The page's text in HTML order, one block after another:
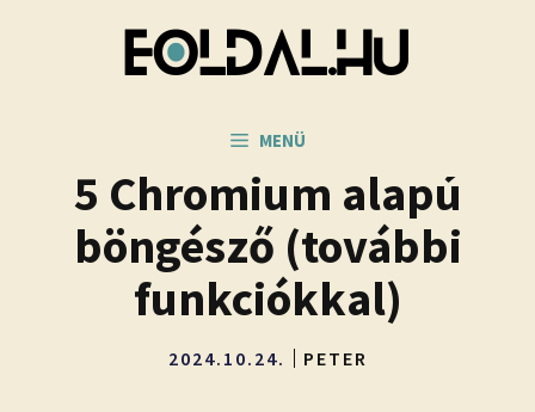
MENÜ
5 Chromium alapú
böngésző (további
funkciókkal)
2024.10.24. PETER